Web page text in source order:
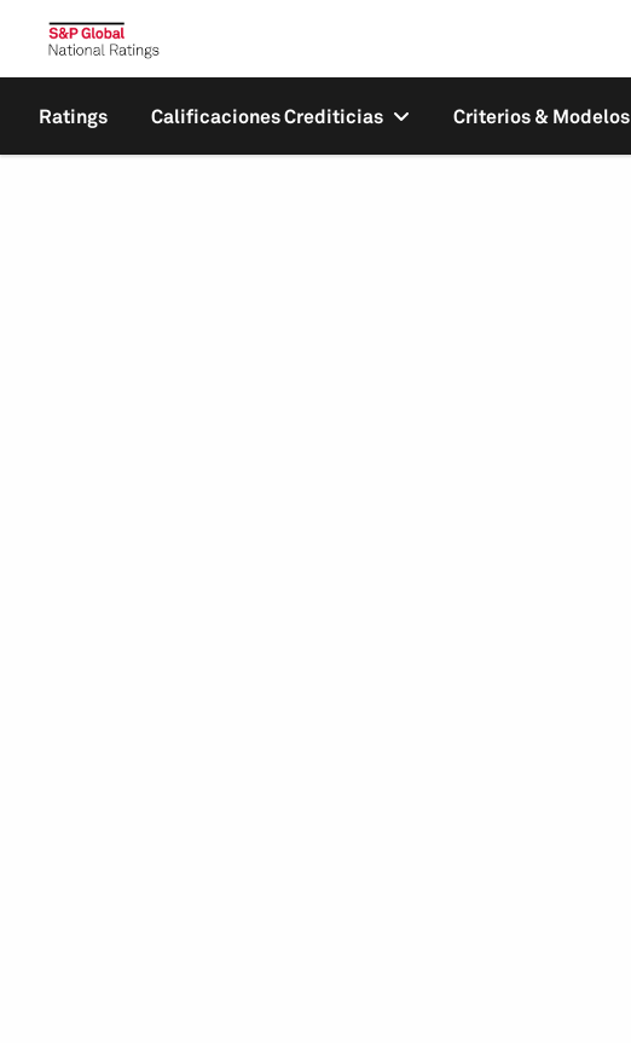
Ratings Calificaciones Crediticias Criterios & Modelos